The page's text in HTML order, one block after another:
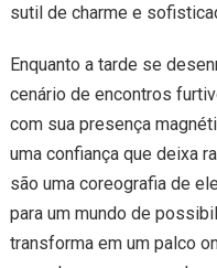
sutil de charme e
Enquanto a tarde se
cenário de encontros
com sua presença
uma confiança que deixa
são uma coreografia de
para um mundo de
transforma em um palco